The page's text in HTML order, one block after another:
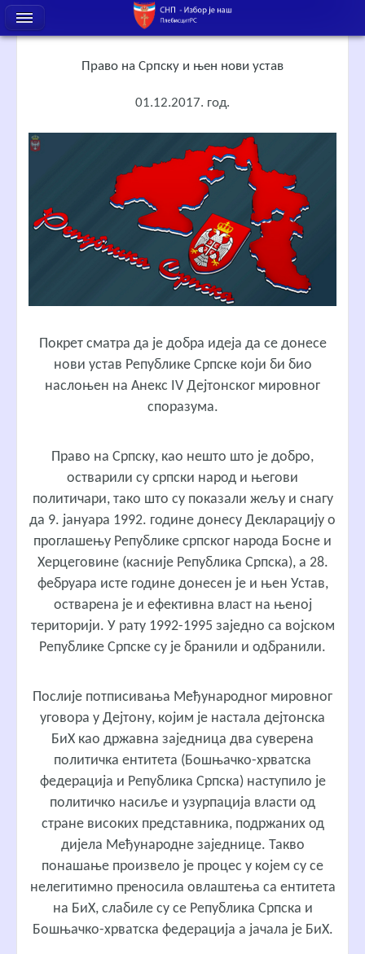
Право на Српску и њен нови устав
01.12.2017. год.
Покрет сматра да је добра идеја да се донесе
нови устав Републике Српске који би био
наслоњен на Анекс IV Дејтонског мировног
споразума.
Право на Српску, као нешто што је добро,
остварили су српски народ и његови
политичари, тако што су показали жељу и снагу
да 9. јануара 1992. године донесу Декларацију о
проглашењу Републике српског народа Босне и
Херцеговине (касније Република Српска), а 28.
фебруара исте године донесен је и њен Устав,
остварена је и ефективна власт на њеној
територији. У рату 1992-1995 заједно са војском
Републике Српске су је бранили и одбранили.
Послије потписивања Међународног мировног
уговора у Дејтону, којим је настала дејтонска
БиХ као државна заједница два суверена
политичка ентитета (Бошњачко-хрватска
федерација и Република Српска) наступило је
политичко насиље и узурпација власти од
стране високих представника, подржаних од
дијела Међународне заједнице. Такво
понашање произвело је процес у којем су се
нелегитимно преносила овлаштења са ентитета
на БиХ, слабиле су се Република Српска и
Бошњачко-хрватска федерација а јачала је БиХ.